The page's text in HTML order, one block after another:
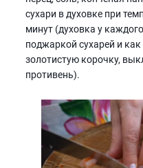
сухари в духовке при
минут (духовка у
поджаркой сухарей и
золотистую корочку,
противень).